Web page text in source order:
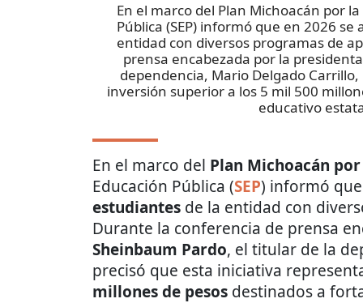
En el marco del Plan Michoacán por
Pública (SEP) informó que en 2026
entidad con diversos programas de
prensa encabezada por la
dependencia, Mario Delgado
inversión superior a los 5 mil 500
educativo
En el marco del Plan Michoacán
Educación Pública (SEP) informó
estudiantes de la entidad con
Durante la conferencia de prensa
Sheinbaum Pardo, el titular de la
precisó que esta iniciativa
millones de pesos destinados a